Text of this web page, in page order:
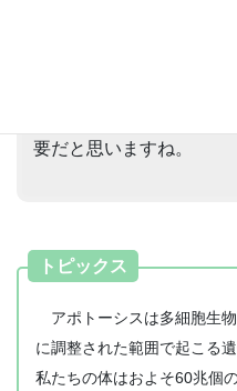
要だと思いますね。
トピックス
アポトーシスは多細胞生
に調整された範囲で起こる
私たちの体はおよそ60兆個